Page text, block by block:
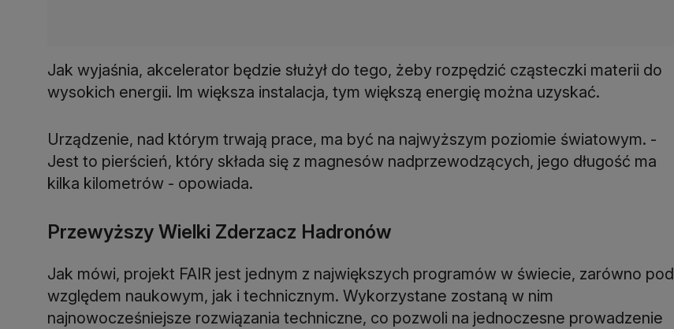
Jak wyjaśnia, akcelerator będzie służył do tego, żeby rozpędzić cząsteczki materii do
wysokich energii. Im większa instalacja, tym większą energię można uzyskać.
Urządzenie, nad którym trwają prace, ma być na najwyższym poziomie światowym. -
Jest to pierścień, który składa się z magnesów nadprzewodzących, jego długość ma
kilka kilometrów - opowiada.
Przewyższy Wielki Zderzacz Hadronów
Jak mówi, projekt FAIR jest jednym z największych programów w świecie, zarówno pod
względem naukowym, jak i technicznym. Wykorzystane zostaną w nim
najnowocześniejsze rozwiązania techniczne, co pozwoli na jednoczesne prowadzenie